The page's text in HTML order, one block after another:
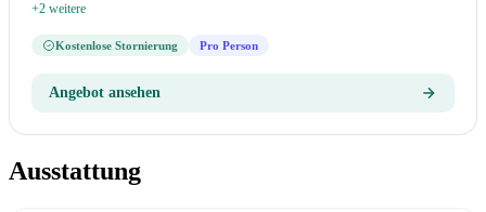
+2 weitere
Kostenlose Stornierung Pro Person
Angebot ansehen
Ausstattung